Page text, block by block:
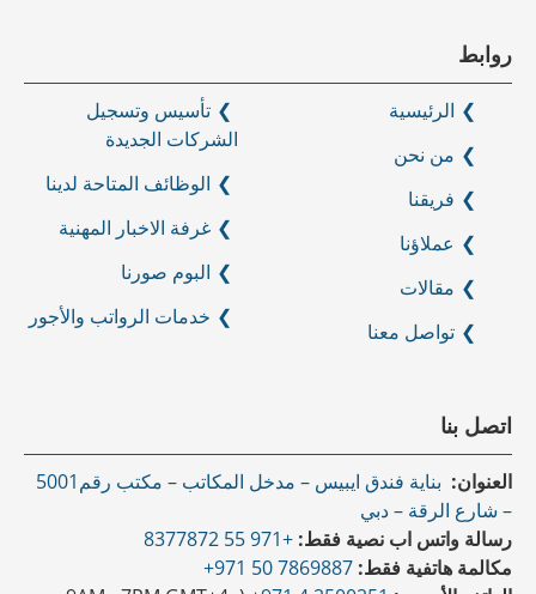
روابط
الرئيسية
من نحن
فريقنا
عملاؤنا
مقالات
تواصل معنا
تأسيس وتسجيل
الشركات الجديدة
الوظائف المتاحة لدينا
غرفة الاخبار المهنية
البوم صورنا
خدمات الرواتب والأجور
اتصل بنا
العنوان:
بناية فندق ايبيس – مدخل المكاتب – مكتب رقم5001
– شارع الرقة – دبي
رسالة واتس اب نصية فقط: +971 55 8377872
مكالمة هاتفية فقط: 7869887 50 971+